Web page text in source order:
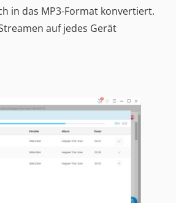
in das MP3-Format konvertiert.
auf jedes Gerät